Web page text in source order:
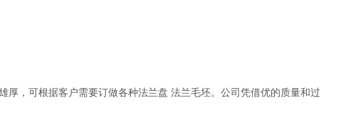
，可根据客户需要订做各种法兰盘 法兰毛坯。公司凭借优的质量和过
持与认可